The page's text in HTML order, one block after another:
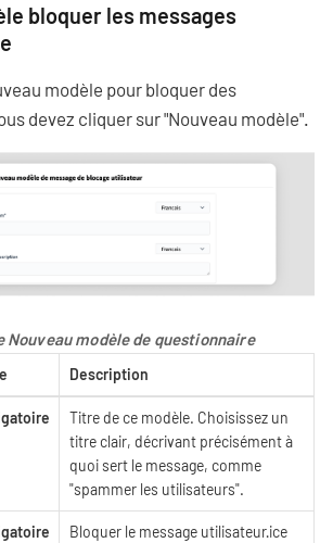
bloquer les messages
modèle pour bloquer des
devez cliquer sur "Nouveau modèle".
Nouveau modèle de questionnaire
Description
Titre de ce modèle. Choisissez un
titre clair, décrivant précisément à
quoi sert le message, comme
"spammer les utilisateurs".
Bloquer le message utilisateur·ice